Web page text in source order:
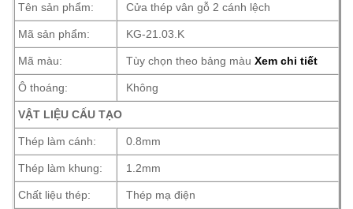
Tên sản phẩm: Cửa thép vân gỗ 2 cánh lệch
Mã sản phẩm: KG-21.03.K
Mã màu: Tùy chọn theo bảng màu Xem chi tiết
Ô thoáng: Không
VẬT LIỆU CẤU TẠO
Thép làm cánh: 0.8mm
Thép làm khung: 1.2mm
Chất liệu thép: Thép mạ điện